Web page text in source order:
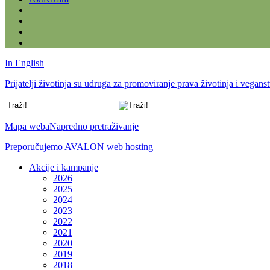
In English
Prijatelji životinja su udruga za promoviranje prava životinja i
Mapa webaNapredno pretraživanje
Preporučujemo AVALON web hosting
Akcije i kampanje
2026
2025
2024
2023
2022
2021
2020
2019
2018